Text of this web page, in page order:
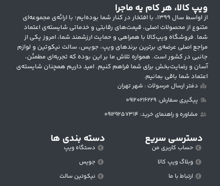
ویپ کالا، هر کام یه ماجرا
از اواسط سال ۱۳۹۹، با افتخار در کنار شما بوده‌ایم؛ با ارائه‌ی مجموعه‌ای
متنوع از محصولات اصلی، قیمت‌های رقابتی و خدماتی شایسته‌ی اعتماد
شما. فروشگاه ویپ‌کالا با همراهی و حمایت ارزشمند شما، امروز یکی از
مراجع اصلی عرضه‌ی برترین برندهای ویپ، جویس، سالت نیکوتین و لوازم
جانبی در کشور است. همواره تلاش ما بر این بوده که تجربه‌ای مطمئن،
آسان و رضایت‌بخش برای شما فراهم کنیم. امید داریم همچنان شایسته‌ی
اعتماد شما باقی بمانیم.
دفتر ارسال مرسولات : شهر تهران
پیگیری سفارش: 09120216229
مشاوره و راهنمای خرید: 09129257314
دسترسی سریع
حساب کاربری من
وبلاگ ویپ کالا
ارتباط با ما
دسته بندی ها
دستگاه ویپ
جویس
نیکوتین سالت